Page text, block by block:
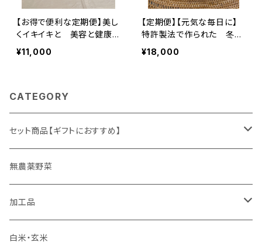
【お得で便利な定期便】美し
くイキイキと 美容と健康の
ために バランス整う フ
ルボ酸とミネラル原液500
酸 ミネラル
¥11,000
【定期便】【元気な毎日に】
特許製法で作られた 冬虫
夏草 粉末 30g（約１か
月分）【マカ成分含有】
¥18,000
CATEGORY
セット商品【ギフトにおすすめ】
ギフト
無農薬野菜
加工品
ゆず姫シリーズ
白米・玄米